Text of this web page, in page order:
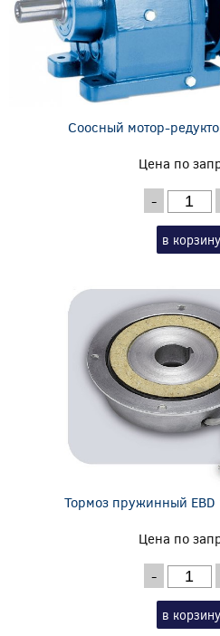
Соосный мотор-
Цена по
-
в корзину
Тормоз пружинный
Цена по
-
в корзину